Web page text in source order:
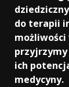
do terapii
przyjrzymy
ich
medycyny.